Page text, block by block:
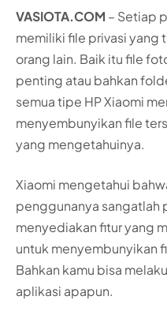
VASIOTA.COM – Setiap
memiliki file privasi yang
orang lain. Baik itu file
penting atau bahkan
semua tipe HP Xiaomi
menyembunyikan file
yang mengetahuinya.
Xiaomi mengetahui
penggunanya sangatlah
menyediakan fitur yang
untuk menyembunyikan
Bahkan kamu bisa
aplikasi apapun.